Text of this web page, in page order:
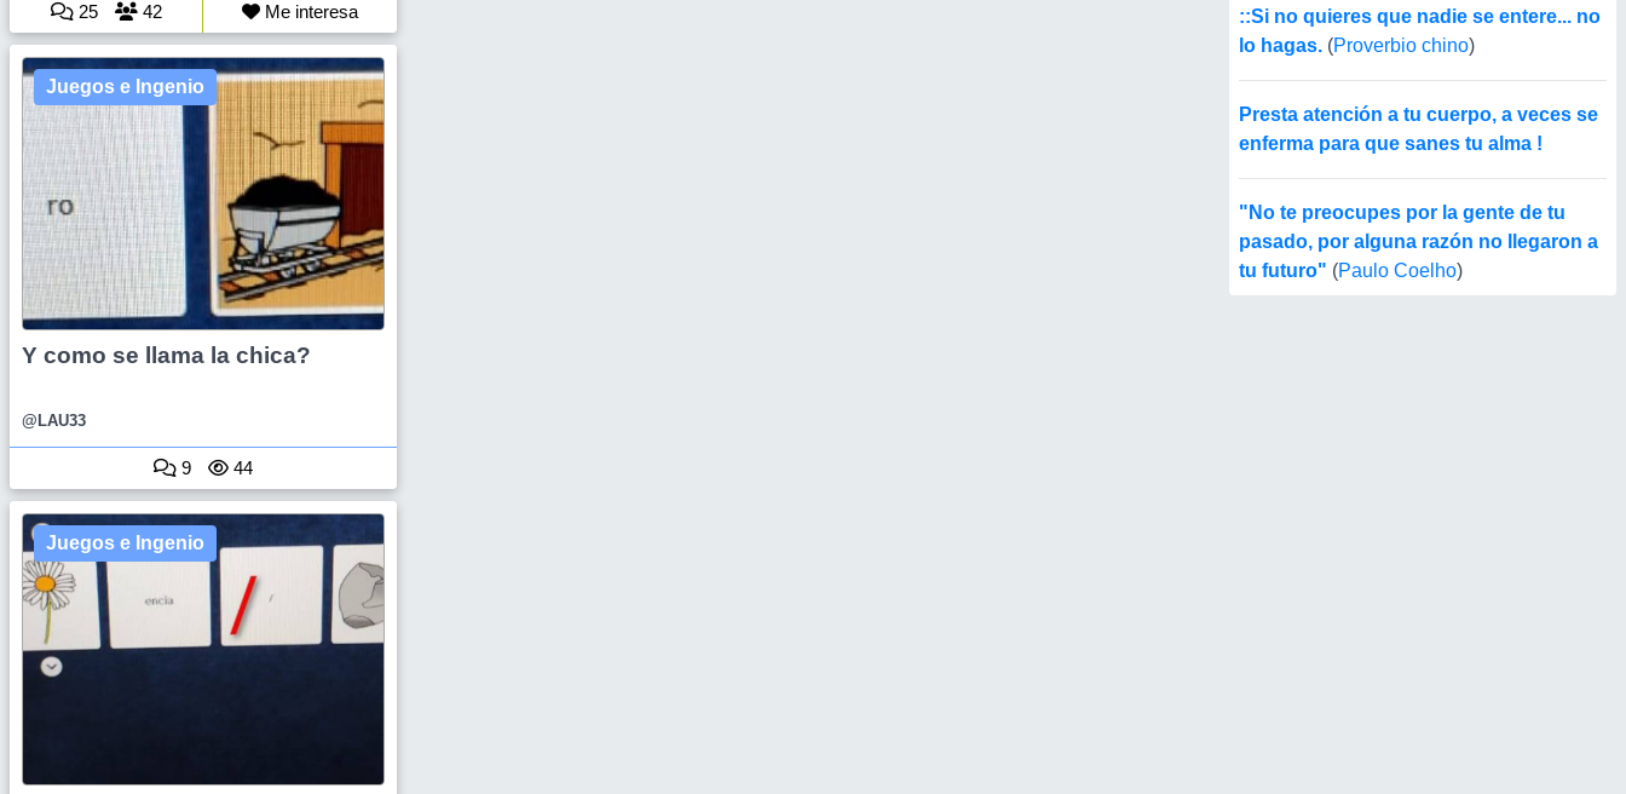
25 42 Me interesa
Juegos e Ingenio
Y como se llama la chica?
@LAU33
9 44
Juegos e Ingenio
::Si no quieres que nadie se entere... no
lo hagas. (Proverbio chino)
Presta atención a tu cuerpo, a veces se
enferma para que sanes tu alma !
"No te preocupes por la gente de tu
pasado, por alguna razón no llegaron a
tu futuro" (Paulo Coelho)